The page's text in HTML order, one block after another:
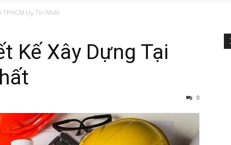
TPHCM Uy Tín Nhất
Kế Xây Dựng Tại
0